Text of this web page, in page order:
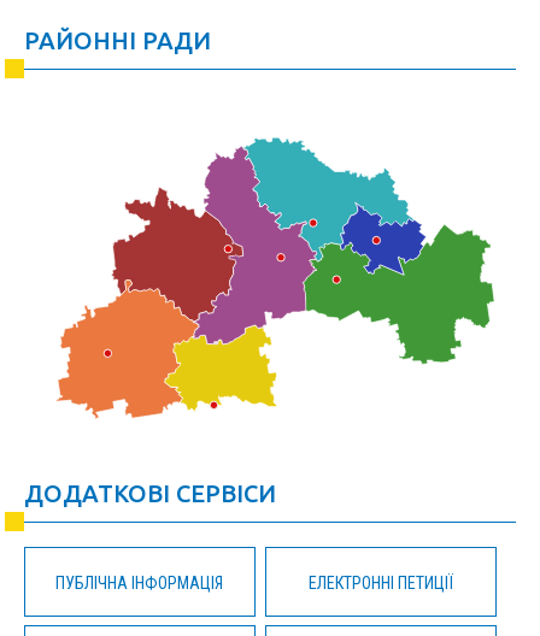
РАЙОННІ РАДИ
ДОДАТКОВІ СЕРВІСИ
ПУБЛІЧНА ІНФОРМАЦІЯ ЕЛЕКТРОННІ ПЕТИЦІЇ